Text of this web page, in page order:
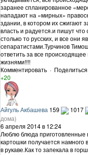
заранее спланированное
нападают на «мирных»
здании, в котором их сжигают
власть и радуется.и пишут
столько то русских, и все они
сепаратистами.Турчинов
ответить за все
жизнями!!!!
Комментировать · Поделиться
+20
Айгуль Акбашева 159 1017
дома)
6 апреля 2014 в 12:24
Люблю блюда приготовленные
картошки получается намного
в рукаве.Как то запекала в